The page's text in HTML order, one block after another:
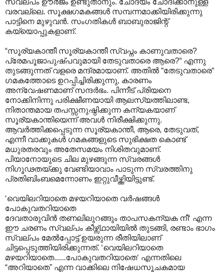
വരവല്ലെ. സൂക്ഷഗമകങ്ങള്‍ സമ്പന്നമാക്കിയിരിക്കുന്നു
പാട്ടിനെ മുഴുവന്‍. സംഗതികള്‍ ബാബുരാജിന്റ്
കയ്യൊപ്പുകളാണ്.
“സൂര്യകാന്തീ സൂര്യകാന്തീ സ്വപ്നം കാണുവതാരെ?
പ്രേമപൂജാപുഷ്പവുമായി തേടുവതാരെ ആരെ?“ എന്നു
തുടങ്ങുന്നത് വളരെ മന്ദ്രമായാണ്. അതില്‍ “തേടുവതാരെ“
ഗമകത്തോടെ ഉറപ്പിച്ചിരിക്കുന്നു, കാരണം
അന്വേഷണമാണ് സന്ദര്‍ഭം. പിന്നീട് പ്രിയനെ
നോക്കിനിന്നു പരിക്ഷീണയായി ആലസ്യത്തിലാണ്ട,
നിതാന്തമായ തപസ്സനുഷ്ഠിക്കുന്ന കന്യകയാണ്
സൂര്യകാന്തിയെന്ന് അവള്‍ നിരീക്ഷിക്കുന്നു.
ആവര്‍ത്തിക്കപ്പെടുന്ന സൂര്യകാന്തീ, ആരെ, തേടുവത്,
എന്നീ വാക്കുകള്‍ ഗമകങ്ങളുടെ സുഭിക്ഷത കൊണ്ട്
മധുരതരവും അതേസമയം നിശിതവുമാണ്.
പിയാനോയുടെ ചില മുഴങ്ങുന്ന സ്വരങ്ങള്‍
നിഗൂഢതയ്ക്കു വേണ്ടിയാവാം പാടുന്ന സ്വരത്തിനു
പ്രതിബിംബമെന്നോണം ഇറ്റുവീഴ്ത്തിയിട്ടുണ്ട്.
‘വെയിലറിയാതെ മഴയറിയാതെ വര്‍ഷങ്ങള്‍‍
പോകുവതറിയാതെ
ദേവതാരുവിന്‍ തണലിലുറങ്ങും താപസകന്യക നീ‘ എന്ന
ഈ ചരണം സ്വല്പം കീഴ്സ്ഥായിയില്‍ തുടങ്ങി, രണ്ടാം ഭാഗം
സ്വല്പം മേല്‍പ്പോട്ട് ഉയരുന്ന രീതിയിലാണ്
ചിട്ടപ്പെടുത്തിയിരിക്കുന്നത്. ‘വെയിലറിയാതെ
മഴയറിയാതെ......പോകുവതറിയാതെ‘ എന്നതിലെ
“അറിയാതെ” എന്ന വാക്കിലെ നിഷേധസൂചകമായ